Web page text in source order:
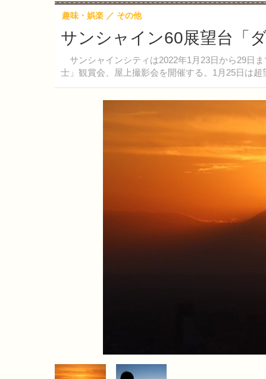
サンシャイン60展望台「
サンシャインシティは2022年1月23日から29日
士」観賞会、屋上撮影会を開催する。1月25日は
趣味・娯楽 その他